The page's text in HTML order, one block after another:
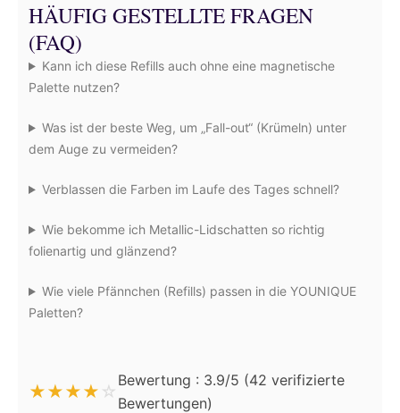
HÄUFIG GESTELLTE FRAGEN
(FAQ)
Kann ich diese Refills auch ohne eine magnetische
Palette nutzen?
Was ist der beste Weg, um „Fall-out“ (Krümeln) unter
dem Auge zu vermeiden?
Verblassen die Farben im Laufe des Tages schnell?
Wie bekomme ich Metallic-Lidschatten so richtig
folienartig und glänzend?
Wie viele Pfännchen (Refills) passen in die YOUNIQUE
Paletten?
★★★★ ☆
Bewertung : 3.9/5 (42 verifizierte
Bewertungen)